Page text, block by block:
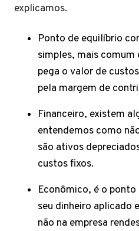
explicamos.
Ponto de equilíbrio
simples, mais
pega o valor de
pela margem de
Financeiro, existem
entendemos como
são ativos
custos fixos.
Econômico, é o
seu dinheiro aplicado
não na empresa